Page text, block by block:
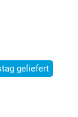
geliefert